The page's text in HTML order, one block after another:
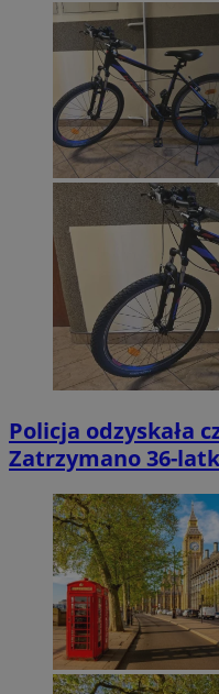
Policja odzyskała
Zatrzymano 36-